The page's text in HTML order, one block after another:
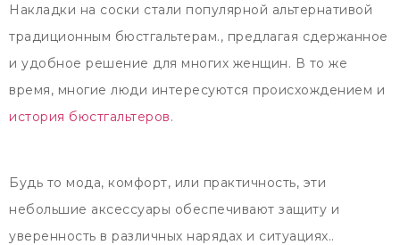
Накладки на соски стали популярной альтернативой
традиционным бюстгальтерам., предлагая сдержанное
и удобное решение для многих женщин. В то же
время, многие люди интересуются происхождением и
история бюстгальтеров.
Будь то мода, комфорт, или практичность, эти
небольшие аксессуары обеспечивают защиту и
уверенность в различных нарядах и ситуациях..